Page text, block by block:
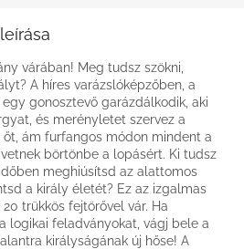
várában! Meg tudsz szökni,
A híres varázslóképzőben, a
gonosztevő garázdálkodik, aki
és merényletet szervez a
ám furfangos módon mindent a
börtönbe a lopásért. Ki tudsz
meghiúsítsd az alattomos
a király életét? Ez az izgalmas
trükkös fejtörővel vár. Ha
logikai feladványokat, vágj bele a
királyságának új hőse! A